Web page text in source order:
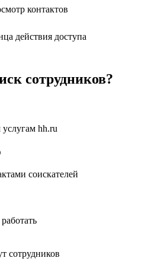
контактов
действия доступа
сотрудников?
hh.ru
соискателей
сотрудников